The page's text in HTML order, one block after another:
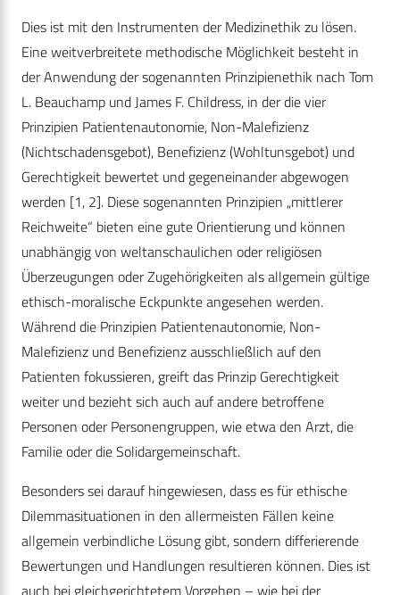
Dies ist mit den Instrumenten der Medizinethik zu lösen.
Eine weitverbreitete methodische Möglichkeit besteht in
der Anwendung der sogenannten Prinzipienethik nach Tom
L. Beauchamp und James F. Childress, in der die vier
Prinzipien Patientenautonomie, Non-Malefizienz
(Nichtschadensgebot), Benefizienz (Wohltunsgebot) und
Gerechtigkeit bewertet und gegeneinander abgewogen
werden [1, 2]. Diese sogenannten Prinzipien „mittlerer
Reichweite“ bieten eine gute Orientierung und können
unabhängig von weltanschaulichen oder religiösen
Überzeugungen oder Zugehörigkeiten als allgemein gültige
ethisch-moralische Eckpunkte angesehen werden.
Während die Prinzipien Patientenautonomie, Non-
Malefizienz und Benefizienz ausschließlich auf den
Patienten fokussieren, greift das Prinzip Gerechtigkeit
weiter und bezieht sich auch auf andere betroffene
Personen oder Personengruppen, wie etwa den Arzt, die
Familie oder die Solidargemeinschaft.
Besonders sei darauf hingewiesen, dass es für ethische
Dilemmasituationen in den allermeisten Fällen keine
allgemein verbindliche Lösung gibt, sondern differierende
Bewertungen und Handlungen resultieren können. Dies ist
auch bei gleichgerichtetem Vorgehen – wie bei der